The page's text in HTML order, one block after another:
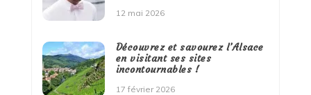
12 mai 2026
Découvrez et savourez l’Alsace
en visitant ses sites
incontournables !
17 février 2026